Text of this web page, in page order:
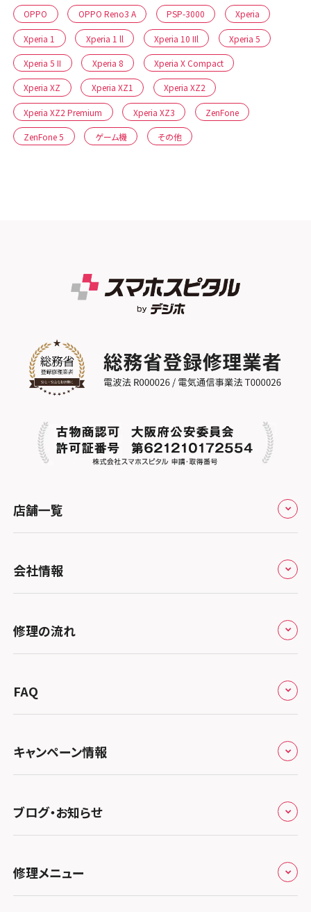
OPPO OPPO Reno3 A PSP-3000 Xperia
Xperia 1 Xperia 1 ll Xperia 10 IIl Xperia 5
Xperia 5 II Xperia 8 Xperia X Compact
Xperia XZ Xperia XZ1 Xperia XZ2
Xperia XZ2 Premium Xperia XZ3 ZenFone
ZenFone 5 ゲーム機 その他
店舗一覧
北海道・東北
スマホスピタル大丸札幌
関東
スマホスピタル宇都宮
スマホスピタル 高崎
スマホスピタル鴻巣
スマホスピタル テルル三芳
スマホスピタル 熊谷
スマホスピタル ゲオデジタルベース川口元郷
スマホスピタル埼玉大宮
スマホスピタル テルル蒲生
スマホスピタル テルル新越谷
北陸・甲信越
スマホスピタルアル・プラザ小松
スマホスピタル 北陸総合修理センター
スマホスピタル 長野
東海
スマホスピタル岐阜
スマホスピタル 浜松
スマホスピタル静岡パルコ
スマホスピタル 藤枝
スマホスピタル名古屋駅前
スマホスピタル名古屋金山
スマホスピタル 大府
関西
スマホスピタル 大阪梅田
スマホスピタル by デジホ 梅田地下（うめちか）
スマホスピタル京橋
スマホスピタル難波
中国・四国
スマホスピタル岡山駅前
スマホスピタル西条
スマホスピタル by デジホ マークイズ福岡もも
ち
スマホスピタル福岡天神
会社情報
会社概要
総務省登録業者
特定商取引法に関する表記
プライバシーポリシー
郵送修理依頼
修理の流れ
郵送修理の流れ
FAQ
キャンペーン情報
キャンペーン一覧
ブログ・お知らせ
お知らせ
修理メニュー